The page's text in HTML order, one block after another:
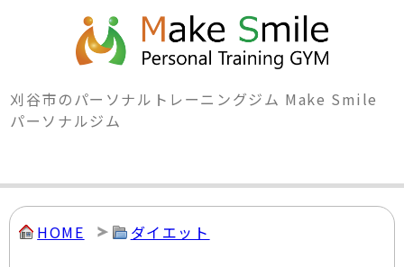
刈谷市のパーソナルトレーニングジム Make Smile
パーソナルジム
HOME ダイエット